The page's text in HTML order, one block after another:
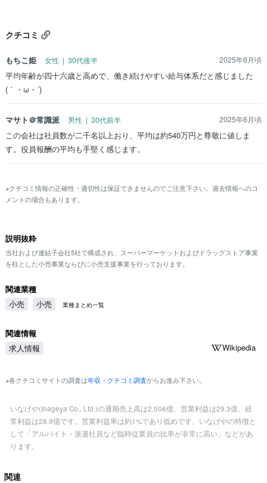
クチコミ
もちこ姫 女性 | 30代後半 2025年6月頃
平均年齢が四十六歳と高めで、働き続けやすい給与体系だと感じました
(｀・ω・´)
マサト＠常識派 男性 | 30代前半 2025年6月頃
この会社は社員数が二千名以上おり、平均は約540万円と尊敬に値しま
す。役員報酬の平均も手堅く感じます。
※クチコミ情報の正確性・適切性は保証できませんのでご注意下さい。過去情報へのコ
メントの場合もあります。
説明抜粋
当社および連結子会社5社で構成され、スーパーマーケットおよびドラッグストア事業
を柱とした小売事業ならびに小売支援事業を行っております。
関連業種
小売
小売 業種まとめ一覧
関連情報
求人情報
Wikipedia
※各クチコミサイトの調査は年収・クチコミ調査からお進み下さい。
いなげや(Inageya Co., Ltd.)の通期売上高は2,506億、営業利益は29.3億、経
常利益は28.9億です。営業利益率は約1%であり低めです。いなげやの特徴と
して「アルバイト・派遣社員など臨時従業員の比率が非常に高い」などがあ
ります。
関連